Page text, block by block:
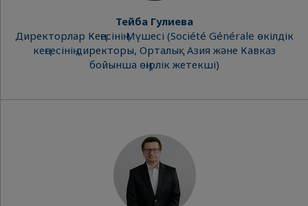
Тейба Гулиева
Директорлар Кеңесінің Мүшесі (Société Générale өкілдік
кеңсесінің директоры, Орталық Азия және Кавказ
бойынша өңірлік жетекші)